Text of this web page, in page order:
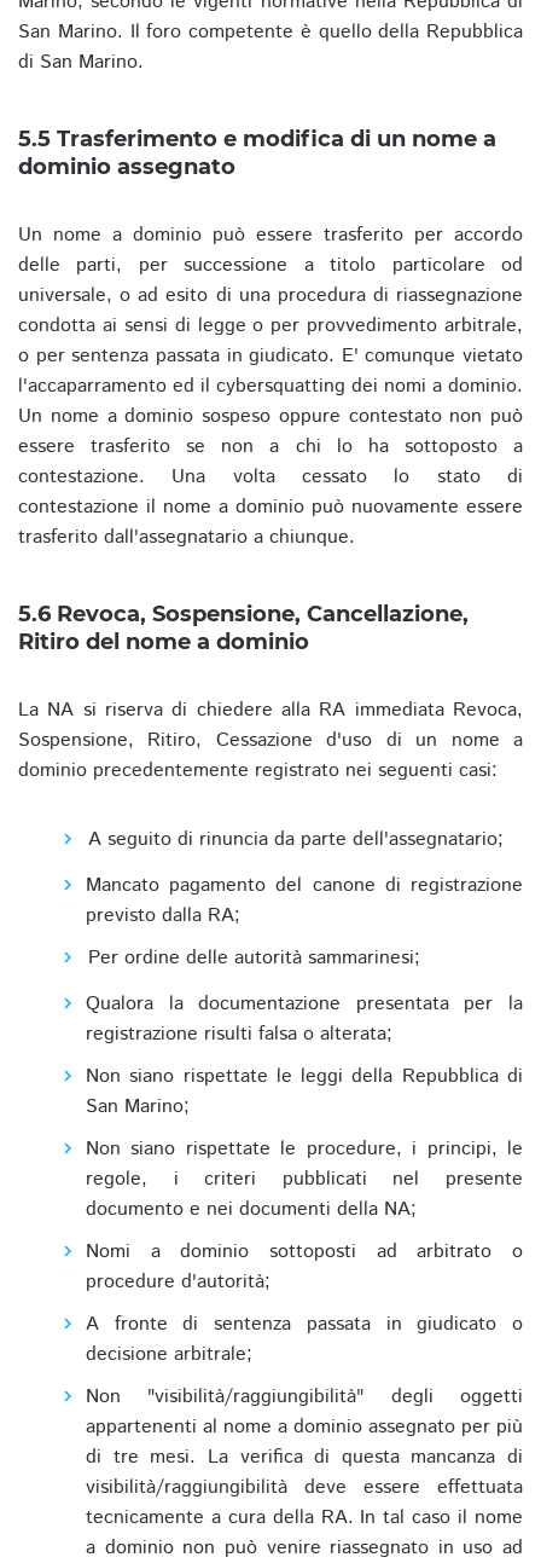
San Marino. Il foro competente è quello della Repubblica
di San Marino.
5.5 Trasferimento e modifica di un nome a
dominio assegnato
Un nome a dominio può essere trasferito per accordo
delle parti, per successione a titolo particolare od
universale, o ad esito di una procedura di riassegnazione
condotta ai sensi di legge o per provvedimento arbitrale,
o per sentenza passata in giudicato. E' comunque vietato
l'accaparramento ed il cybersquatting dei nomi a dominio.
Un nome a dominio sospeso oppure contestato non può
essere trasferito se non a chi lo ha sottoposto a
contestazione. Una volta cessato lo stato di
contestazione il nome a dominio può nuovamente essere
trasferito dall'assegnatario a chiunque.
5.6 Revoca, Sospensione, Cancellazione,
Ritiro del nome a dominio
La NA si riserva di chiedere alla RA immediata Revoca,
Sospensione, Ritiro, Cessazione d'uso di un nome a
dominio precedentemente registrato nei seguenti casi:
A seguito di rinuncia da parte dell'assegnatario;
Mancato pagamento del canone di registrazione
previsto dalla RA;
Per ordine delle autorità sammarinesi;
Qualora la documentazione presentata per la
registrazione risulti falsa o alterata;
Non siano rispettate le leggi della Repubblica di
San Marino;
Non siano rispettate le procedure, i principi, le
regole, i criteri pubblicati nel presente
documento e nei documenti della NA;
Nomi a dominio sottoposti ad arbitrato o
procedure d'autorità;
A fronte di sentenza passata in giudicato o
decisione arbitrale;
Non "visibilità/raggiungibilità" degli oggetti
appartenenti al nome a dominio assegnato per più
di tre mesi. La verifica di questa mancanza di
visibilità/raggiungibilità deve essere effettuata
tecnicamente a cura della RA. In tal caso il nome
a dominio non può venire riassegnato in uso ad